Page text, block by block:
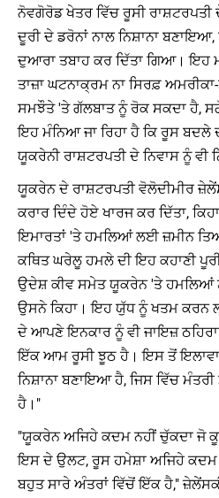
ਨੋਵਗੋਰੋਡ ਖੇਤਰ ਵਿੱਚ ਰੂਸੀ ਰਾਸ਼ਟਰਪਤੀ
ਦੂਰੀ ਦੇ ਡਰੋਨਾਂ ਨਾਲ ਨਿਸ਼ਾਨਾ
ਦੁਆਰਾ ਤਬਾਹ ਕਰ ਦਿੱਤਾ ਗਿਆ। ਇਹ
ਤਾਜ਼ਾ ਘਟਨਾਕ੍ਰਮ ਨਾ ਸਿਰਫ਼
ਸਮਝੌਤੇ 'ਤੇ ਗੱਲਬਾਤ ਨੂੰ ਰੋਕ ਸਕਦਾ ਹੈ,
ਇਹ ਮੰਨਿਆ ਜਾ ਰਿਹਾ ਹੈ ਕਿ ਰੂਸ ਬਦਲੇ
ਯੂਕਰੇਨੀ ਰਾਸ਼ਟਰਪਤੀ ਦੇ ਨਿਵਾਸ ਨੂੰ ਵੀ
ਯੂਕਰੇਨ ਦੇ ਰਾਸ਼ਟਰਪਤੀ ਵੋਲੋਦੀਮੀਰ
ਕਰਾਰ ਦਿੰਦੇ ਹੋਏ ਖਾਰਜ ਕਰ ਦਿੱਤਾ,
ਇਮਾਰਤਾਂ 'ਤੇ ਹਮਲਿਆਂ ਲਈ ਜ਼ਮੀਨ
ਕਥਿਤ ਘਰੇਲੂ ਹਮਲੇ ਦੀ ਇਹ ਕਹਾਣੀ
ਉਦੇਸ਼ ਕੀਵ ਸਮੇਤ ਯੂਕਰੇਨ 'ਤੇ ਹਮਲਿਆਂ
ਉਸਨੇ ਕਿਹਾ। ਇਹ ਯੁੱਧ ਨੂੰ ਖਤਮ ਕਰਨ
ਦੇ ਆਪਣੇ ਇਨਕਾਰ ਨੂੰ ਵੀ ਜਾਇਜ਼
ਇੱਕ ਆਮ ਰੂਸੀ ਝੂਠ ਹੈ। ਇਸ ਤੋਂ
ਨਿਸ਼ਾਨਾ ਬਣਾਇਆ ਹੈ, ਜਿਸ ਵਿੱਚ
ਹੈ।"
"ਯੂਕਰੇਨ ਅਜਿਹੇ ਕਦਮ ਨਹੀਂ ਚੁੱਕਦਾ ਜੋ
ਇਸ ਦੇ ਉਲਟ, ਰੂਸ ਹਮੇਸ਼ਾ ਅਜਿਹੇ ਕਦਮ
ਬਹੁਤ ਸਾਰੇ ਅੰਤਰਾਂ ਵਿੱਚੋਂ ਇੱਕ ਹੈ,"